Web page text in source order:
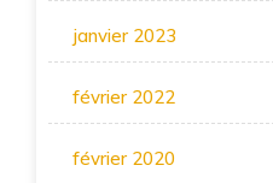
janvier 2023
février 2022
février 2020